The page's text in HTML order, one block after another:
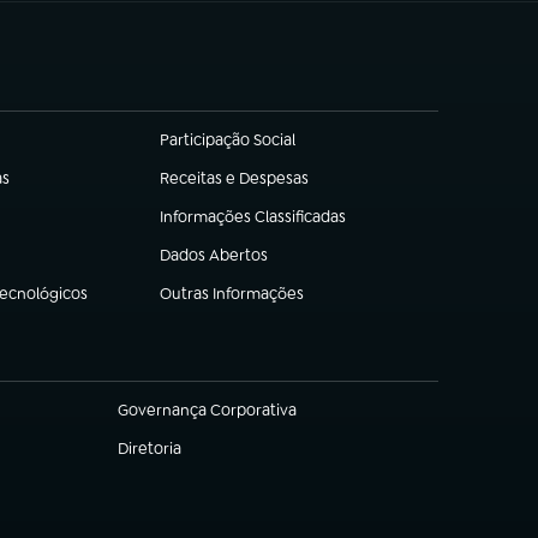
Participação Social
(abre em nova aba)
Receitas e Despesas
(abre em nova aba)
Informações Classificadas
(abre em nova aba)
Dados Abertos
(abre em nova aba)
Outras Informações
(abre em nova aba)
Governança Corporativa
(abre em nova aba)
Diretoria
(abre em nova aba)